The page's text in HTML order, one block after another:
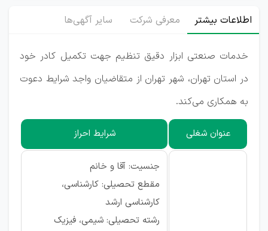
اطلاعات بیشتر معرفی شرکت سایر آگهی‌ها
خدمات صنعتی ابزار دقیق تنظیم جهت تکمیل کادر خود
در استان تهران، شهر تهران از متقاضیان واجد شرایط دعوت
به همکاری می‌کند.
عنوان شغلی شرایط احراز
جنسیت: آقا و خانم
مقطع تحصیلی: کارشناسی،
کارشناسی ارشد
رشته تحصیلی: شیمی، فیزیک